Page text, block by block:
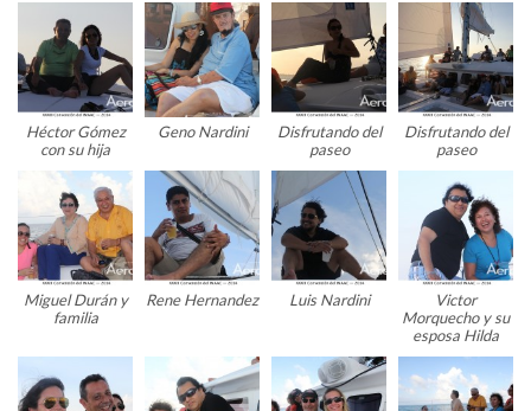
Héctor Gómez
con su hija
Geno Nardini
Disfrutando del
paseo
Disfrutando del
paseo
Miguel Durán y
familia
Rene Hernandez Luis Nardini
Victor
Morquecho y su
esposa Hilda